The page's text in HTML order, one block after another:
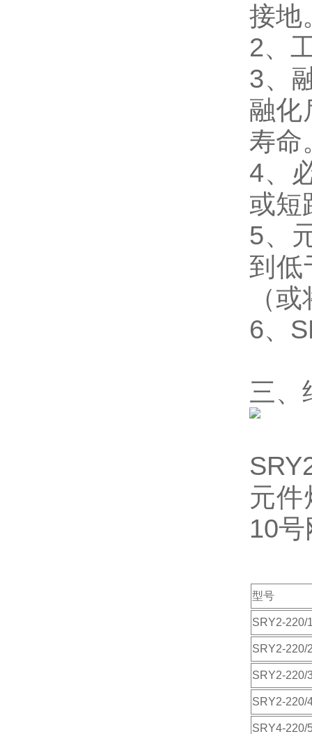
接地
2、
3、
融化
寿命
4、
或短
5、
到
（
6、
三、
元
10
型号
SRY2-220/
SRY2-220/
SRY2-220/
SRY2-220/
SRY4-220/